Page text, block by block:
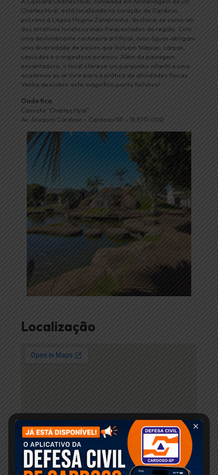
Charles Hyal, está localizada no coração de Cardoso,
próximo à Lagoa Hygino Zampronha, destaca-se como um
dos atrativos turísticos mais frequentados da região. Com
uma deslumbrante cachoeira artificial, suas águas abrigam
uma diversidade de peixes que incluem tilápias, carpas,
cascudos e o majestoso pirarucu. Além da paisagem
encantadora, o local oferece um parquinho infantil e uma
academia ao ar livre para a prática de atividades físicas.
Venha descobrir este magnífico ponto turístico!
Onde fica
Cascata “Charles Hyal”
Av. Joaquim Cardoso – Cardoso/SP – 15.570-000
Localização